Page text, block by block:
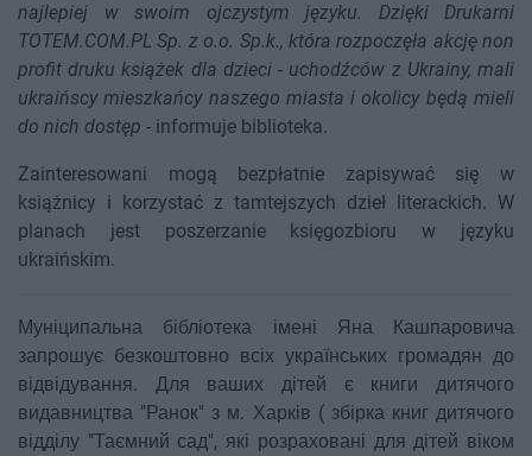
najlepiej w swoim ojczystym języku. Dzięki Drukarni
TOTEM.COM.PL Sp. z o.o. Sp.k., która rozpoczęła akcję non
profit druku książek dla dzieci - uchodźców z Ukrainy, mali
ukraińscy mieszkańcy naszego miasta i okolicy będą mieli
do nich dostęp - informuje biblioteka.
Zainteresowani mogą bezpłatnie zapisywać się w
książnicy i korzystać z tamtejszych dzieł literackich. W
planach jest poszerzanie księgozbioru w języku
ukraińskim.
Муніципальна бібліотека імені Яна Кашпаровича
запрошує безкоштовно всіх українських громадян до
відвідування. Для ваших дітей є книги дитячого
видавництва "Ранок" з м. Харків ( збірка книг дитячого
відділу "Таємний сад", які розраховані для дітей віком